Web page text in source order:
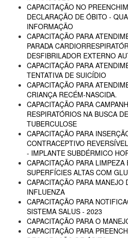
CAPACITAÇÃO NO
DECLARAÇÃO DE ÓBITO -
INFORMAÇÃO
CAPACITAÇÃO PARA
PARADA
DESFIBRILADOR EXTERNO
CAPACITAÇÃO PARA
TENTATIVA DE SUICÍDIO
CAPACITAÇÃO PARA
CRIANÇA RECÉM-NASCIDA.
CAPACITAÇÃO PARA
RESPIRATÓRIOS NA BUSCA
TUBERCULOSE
CAPACITAÇÃO PARA
CONTRACEPTIVO
- IMPLANTE SUBDÉRMICO
CAPACITAÇÃO PARA
SUPERFÍCIES ALTAS COM
CAPACITAÇÃO PARA MANEJO
INFLUENZA
CAPACITAÇÃO PARA
SISTEMA SALUS - 2023
CAPACITAÇÃO PARA O
CAPACITAÇÃO PARA